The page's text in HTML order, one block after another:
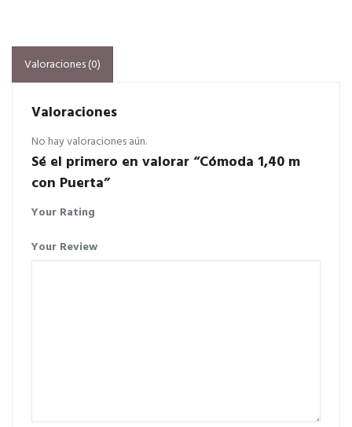
Valoraciones (0)
Valoraciones
No hay valoraciones aún.
Sé el primero en valorar “Cómoda 1,40 m
con Puerta”
Your Rating
Your Review